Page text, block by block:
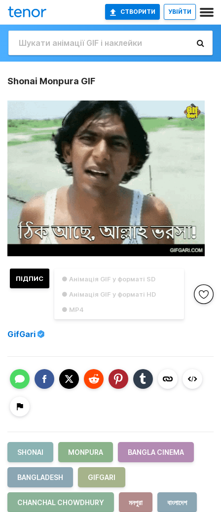
СТВОРИТИ УВІЙТИ
Shonai Monpura GIF
● Анімація GIF у форматі SD
● Анімація GIF у форматі HD
● MP4
ПІДПИС
GifGari
SHONAI MONPURA BANGLA CINEMA
BANGLADESH GIFGARI
CHANCHAL CHOWDHURY মনপুরা বাংলাদেশ